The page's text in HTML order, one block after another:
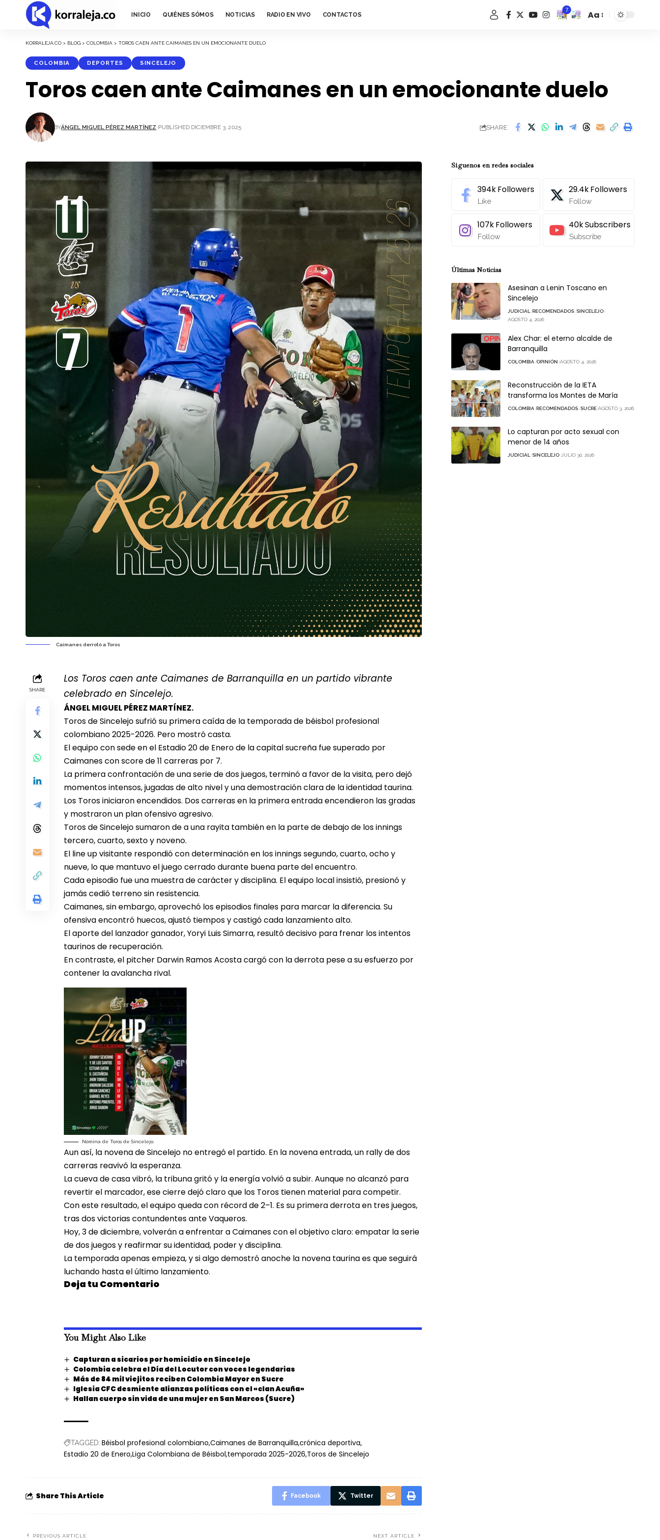
INICIO QUIÉNES SÓMOS NOTICIAS RADIO EN VIVO CONTACTOS
7
Font
Aa
KORRALEJA.CO > BLOG > COLOMBIA > TOROS CAEN ANTE CAIMANES EN UN EMOCIONANTE DUELO
COLOMBIA DEPORTES SINCELEJO
Toros caen ante Caimanes en un emocionante duelo
BYÁNGEL MIGUEL PÉREZ MARTÍNEZ PUBLISHED DICIEMBRE 3, 2025 SHARE
Caimanes derrotó a Toros
SHARE
Los Toros caen ante Caimanes de Barranquilla en un partido vibrante
celebrado en Sincelejo.
ÁNGEL MIGUEL PÉREZ MARTÍNEZ.
Toros de Sincelejo sufrió su primera caída de la temporada de béisbol profesional
colombiano 2025-2026. Pero mostró casta.
El equipo con sede en el Estadio 20 de Enero de la capital sucreña fue superado por
Caimanes con score de 11 carreras por 7.
La primera confrontación de una serie de dos juegos, terminó a favor de la visita, pero dejó
momentos intensos, jugadas de alto nivel y una demostración clara de la identidad taurina.
Los Toros iniciaron encendidos. Dos carreras en la primera entrada encendieron las gradas
y mostraron un plan ofensivo agresivo.
Toros de Sincelejo sumaron de a una rayita también en la parte de debajo de los innings
tercero, cuarto, sexto y noveno.
El line up visitante respondió con determinación en los innings segundo, cuarto, ocho y
nueve, lo que mantuvo el juego cerrado durante buena parte del encuentro.
Cada episodio fue una muestra de carácter y disciplina. El equipo local insistió, presionó y
jamás cedió terreno sin resistencia.
Caimanes, sin embargo, aprovechó los episodios finales para marcar la diferencia. Su
ofensiva encontró huecos, ajustó tiempos y castigó cada lanzamiento alto.
El aporte del lanzador ganador, Yoryi Luis Simarra, resultó decisivo para frenar los intentos
taurinos de recuperación.
En contraste, el pitcher Darwin Ramos Acosta cargó con la derrota pese a su esfuerzo por
contener la avalancha rival.
Nómina de Toros de Sincelejo.
Aun así, la novena de Sincelejo no entregó el partido. En la novena entrada, un rally de dos
carreras reavivó la esperanza.
La cueva de casa vibró, la tribuna gritó y la energía volvió a subir. Aunque no alcanzó para
revertir el marcador, ese cierre dejó claro que los Toros tienen material para competir.
Con este resultado, el equipo queda con récord de 2–1. Es su primera derrota en tres juegos,
tras dos victorias contundentes ante Vaqueros.
Hoy, 3 de diciembre, volverán a enfrentar a Caimanes con el objetivo claro: empatar la serie
de dos juegos y reafirmar su identidad, poder y disciplina.
La temporada apenas empieza, y si algo demostró anoche la novena taurina es que seguirá
luchando hasta el último lanzamiento.
Deja tu Comentario
You Might Also Like
Capturan a sicarios por homicidio en Sincelejo
Colombia celebra el Día del Locutor con voces legendarias
Más de 84 mil viejitos reciben Colombia Mayor en Sucre
Iglesia CFC desmiente alianzas políticas con el «clan Acuña»
Hallan cuerpo sin vida de una mujer en San Marcos (Sucre)
TAGGED: Béisbol profesional colombiano Caimanes de Barranquilla crónica deportiva
Estadio 20 de Enero Liga Colombiana de Béisbol temporada 2025-2026 Toros de Sincelejo
Share This Article Facebook Twitter
PREVIOUS ARTICLE NEXT ARTICLE
Síguenos en redes sociales
394kFollowers
Like
29.4kFollowers
Follow
107kFollowers
Follow
40kSubscribers
Subscribe
Últimas Noticias
Asesinan a Lenin Toscano en
Sincelejo
JUDICIAL RECOMENDADOS SINCELEJO
AGOSTO 4, 2026
Alex Char: el eterno alcalde de
Barranquilla
COLOMBIA OPINIÓN AGOSTO 4, 2026
Reconstrucción de la IETA
transforma los Montes de María
COLOMBIA RECOMENDADOS SUCRE AGOSTO 3, 2026
Lo capturan por acto sexual con
menor de 14 años
JUDICIAL SINCELEJO JULIO 30, 2026